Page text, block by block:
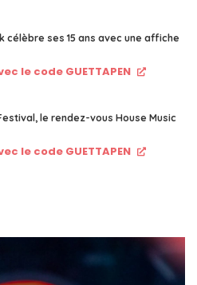
célèbre ses 15 ans avec une affiche
le code GUETTAPEN
le rendez-vous House Music
le code GUETTAPEN